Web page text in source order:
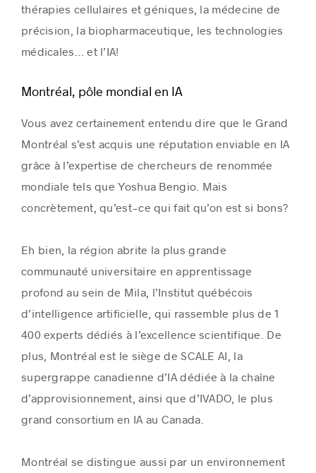
thérapies cellulaires et géniques, la médecine de
précision, la biopharmaceutique, les technologies
médicales… et l’IA!
Montréal, pôle mondial en IA
Vous avez certainement entendu dire que le Grand
Montréal s’est acquis une réputation enviable en IA
grâce à l’expertise de chercheurs de renommée
mondiale tels que Yoshua Bengio. Mais
concrètement, qu’est-ce qui fait qu’on est si bons?
Eh bien, la région abrite la plus grande
communauté universitaire en apprentissage
profond au sein de Mila, l’Institut québécois
d’intelligence artificielle, qui rassemble plus de 1
400 experts dédiés à l’excellence scientifique. De
plus, Montréal est le siège de SCALE AI, la
supergrappe canadienne d’IA dédiée à la chaîne
d’approvisionnement, ainsi que d’IVADO, le plus
grand consortium en IA au Canada.
Montréal se distingue aussi par un environnement